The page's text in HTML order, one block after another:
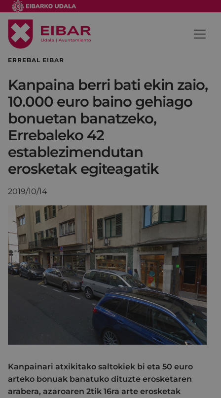
ERREBAL EIBAR
Kanpaina berri bati ekin zaio,
10.000 euro baino gehiago
bonuetan banatzeko,
Errebaleko 42
establezimendutan
erosketak egiteagatik
2019/10/14
Kanpainari atxikitako saltokiek bi eta 50 euro
arteko bonuak banatuko dituzte erosketaren
arabera, azaroaren 2tik 16ra arte erosketak